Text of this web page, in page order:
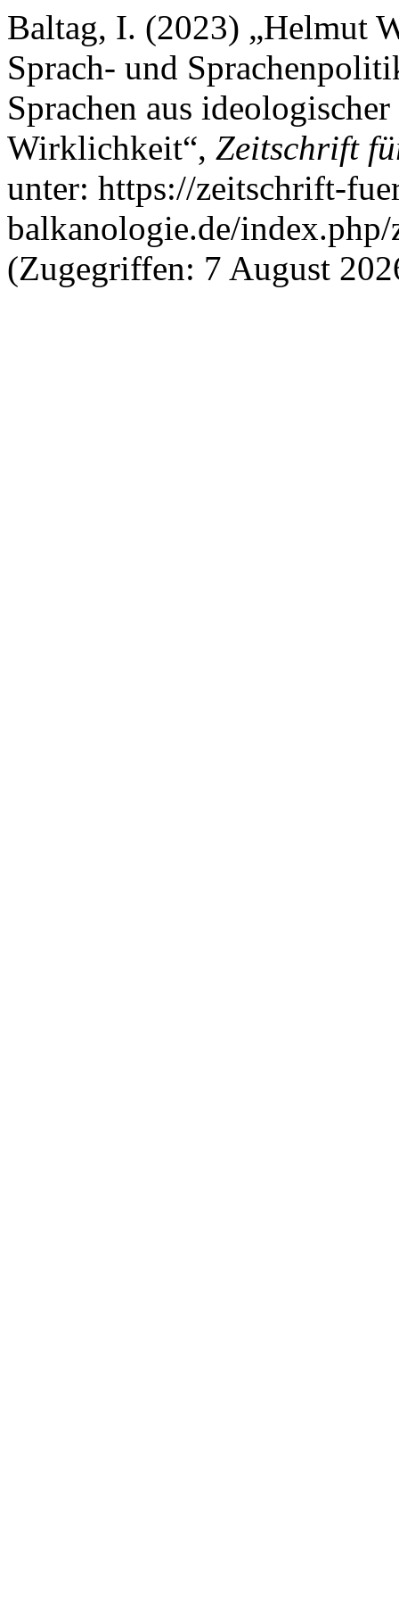
Baltag, I. (2023) „Helmut
Sprach- und
Sprachen aus
Wirklichkeit“, Zeitschrift
unter: https://zeitschrift-
balkanologie.de/
(Zugegriffen: 7 August